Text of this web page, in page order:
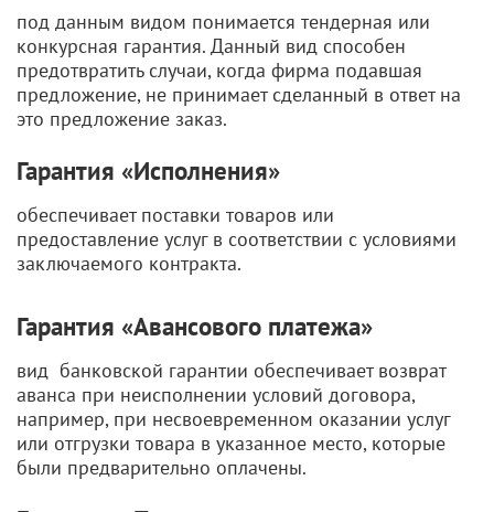
под данным видом понимается тендерная или
конкурсная гарантия. Данный вид способен
предотвратить случаи, когда фирма подавшая
предложение, не принимает сделанный в ответ на
это предложение заказ.
Гарантия «Исполнения»
обеспечивает поставки товаров или
предоставление услуг в соответствии с условиями
заключаемого контракта.
Гарантия «Авансового платежа»
вид банковской гарантии обеспечивает возврат
аванса при неисполнении условий договора,
например, при несвоевременном оказании услуг
или отгрузки товара в указанное место, которые
были предварительно оплачены.